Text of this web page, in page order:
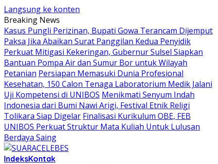
Langsung ke konten
Breaking News
Kasus Pungli Perizinan, Bupati Gowa Terancam Dijemput
Paksa Jika Abaikan Surat Panggilan Kedua Penyidik
Perkuat Mitigasi Kekeringan, Gubernur Sulsel Siapkan
Bantuan Pompa Air dan Sumur Bor untuk Wilayah
Petanian Persiapan Memasuki Dunia Profesional
Kesehatan, 150 Calon Tenaga Laboratorium Medik Jalani
Uji Kompetensi di UNIBOS Menikmati Senyum Indah
Indonesia dari Bumi Nawi Arigi, Festival Etnik Religi
Tolikara Siap Digelar Finalisasi Kurikulum OBE, FEB
UNIBOS Perkuat Struktur Mata Kuliah Untuk Lulusan
Berdaya Saing
IndeksKontak